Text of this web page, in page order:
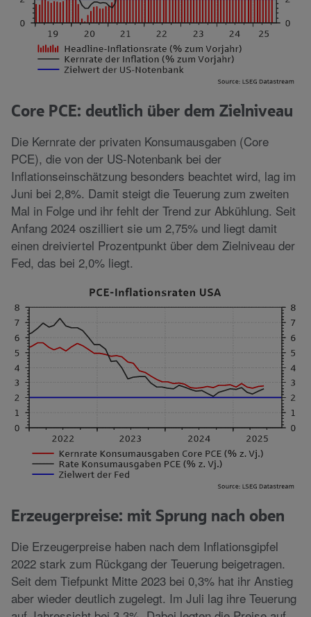
Core PCE: deutlich über dem Zielniveau
Die Kernrate der privaten Konsumausgaben (Core
PCE), die von der US-Notenbank bei der
Inflationseinschätzung besonders beachtet wird, lag im
Juni bei 2,8%. Damit steigt die Teuerung zum zweiten
Mal in Folge und ihr fehlt der Trend zur Abkühlung. Seit
Anfang 2024 oszilliert sie um 2,75% und liegt damit
einen dreiviertel Prozentpunkt über dem Zielniveau der
Fed, das bei 2,0% liegt.
Erzeugerpreise: mit Sprung nach oben
Die Erzeugerpreise haben nach dem Inflationsgipfel
2022 stark zum Rückgang der Teuerung beigetragen.
Seit dem Tiefpunkt Mitte 2023 bei 0,3% hat ihr Anstieg
aber wieder deutlich zugelegt. Im Juli lag ihre Teuerung